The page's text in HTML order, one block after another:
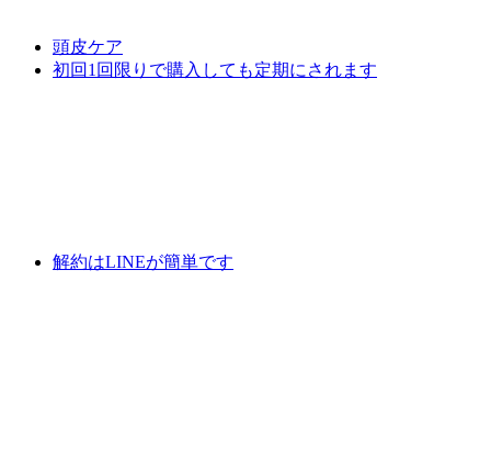
頭皮ケア
初回1回限りで購入しても定期にされます
解約はLINEが簡単です